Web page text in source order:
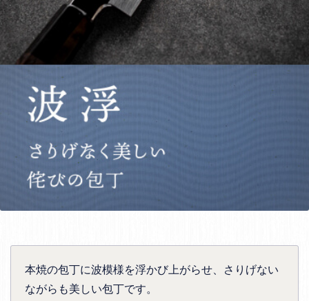
本焼の包丁に波模様を浮かび上がらせ、さりげない
ながらも美しい包丁です。